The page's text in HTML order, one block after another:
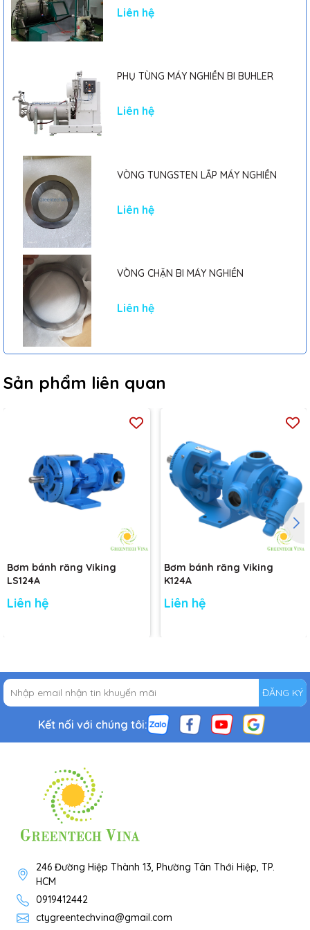
HL4124_FC là lựa chọn tối ưu cho nhiều hệ thống bơm bánh
răng trong các ngành công nghiệp khác nhau.
Liên hệ
PHỤ TÙNG MÁY NGHIỀN BI BUHLER
Liên hệ
VÒNG TUNGSTEN LẮP MÁY NGHIỀN
Liên hệ
VÒNG CHẶN BI MÁY NGHIỀN
Liên hệ
Sản phẩm liên quan
Bơm bánh răng Viking
LS124A
Liên hệ
Bơm bánh răng Viking
K124A
Liên hệ
ĐĂNG KÝ
Kết nối với chúng tôi:
246 Đường Hiệp Thành 13, Phường Tân Thới Hiệp, TP.
HCM
0919412442
ctygreentechvina@gmail.com